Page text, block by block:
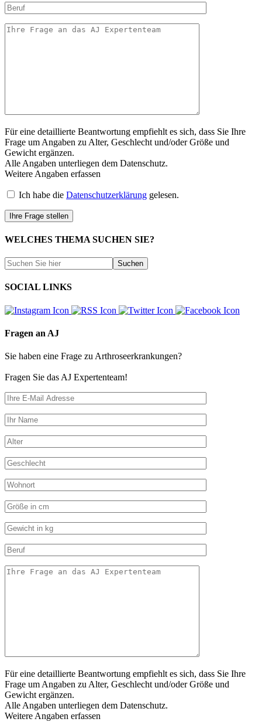
Für eine detaillierte Beantwortung empfiehlt es sich, dass Sie Ihre
Frage um Angaben zu Alter, Geschlecht und/oder Größe und
Gewicht ergänzen.
Alle Angaben unterliegen dem Datenschutz.
Weitere Angaben erfassen
Ich habe die Datenschutzerklärung gelesen.
WELCHES THEMA SUCHEN SIE?
SOCIAL LINKS
Fragen an AJ
Sie haben eine Frage zu Arthroseerkrankungen?
Fragen Sie das AJ Expertenteam!
Für eine detaillierte Beantwortung empfiehlt es sich, dass Sie Ihre
Frage um Angaben zu Alter, Geschlecht und/oder Größe und
Gewicht ergänzen.
Alle Angaben unterliegen dem Datenschutz.
Weitere Angaben erfassen